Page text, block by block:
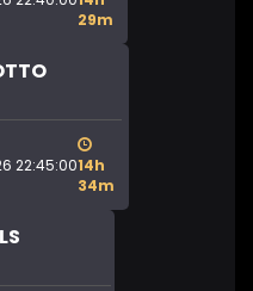
29m
22:45:0014h
34m